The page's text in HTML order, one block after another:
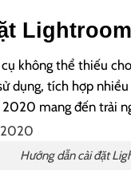
không thể thiếu
dụng, tích hợp
mang đến trải
Hướng dẫn cài đặt